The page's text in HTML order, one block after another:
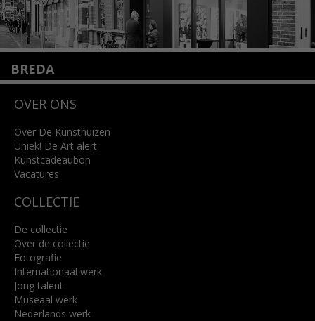
BREDA
4818 SB Breda
info@kunsthuisbreda.nl
Lees meer
OVER ONS
Over De Kunsthuizen
Uniek! De Art alert
Kunstcadeaubon
Vacatures
COLLECTIE
De collectie
Over de collectie
Fotografie
Internationaal werk
Jong talent
Museaal werk
Nederlands werk